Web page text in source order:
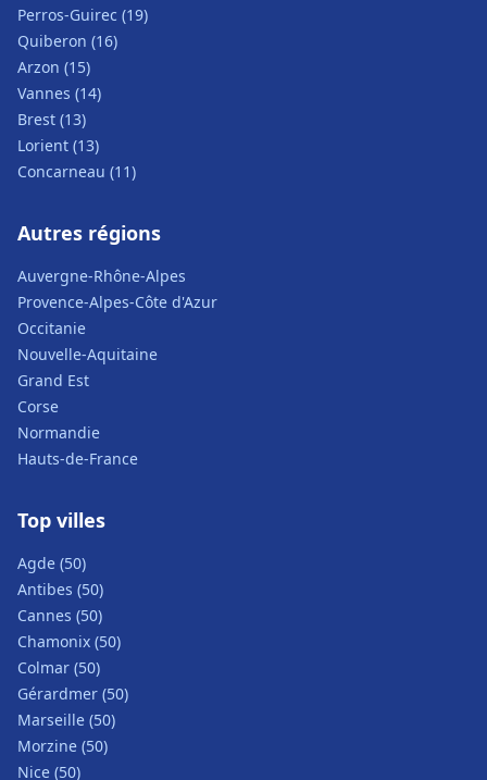
Perros-Guirec (19)
Quiberon (16)
Arzon (15)
Vannes (14)
Brest (13)
Lorient (13)
Concarneau (11)
Autres régions
Auvergne-Rhône-Alpes
Provence-Alpes-Côte d'Azur
Occitanie
Nouvelle-Aquitaine
Grand Est
Corse
Normandie
Hauts-de-France
Top villes
Agde (50)
Antibes (50)
Cannes (50)
Chamonix (50)
Colmar (50)
Gérardmer (50)
Marseille (50)
Morzine (50)
Nice (50)